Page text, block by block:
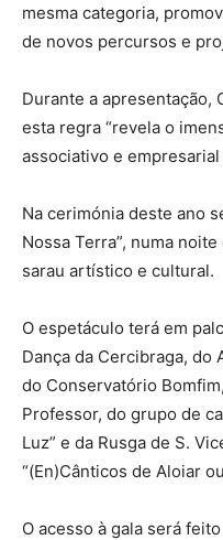
mesma categoria,
de novos percursos e
Durante a apresentação,
esta regra “revela o
associativo e empresarial
Na cerimónia deste ano
Nossa Terra”, numa
sarau artístico e cultural.
O espetáculo terá em
Dança da Cercibraga, do
do Conservatório
Professor, do grupo de
Luz” e da Rusga de S.
“(En)Cânticos de Aloiar
O acesso à gala será